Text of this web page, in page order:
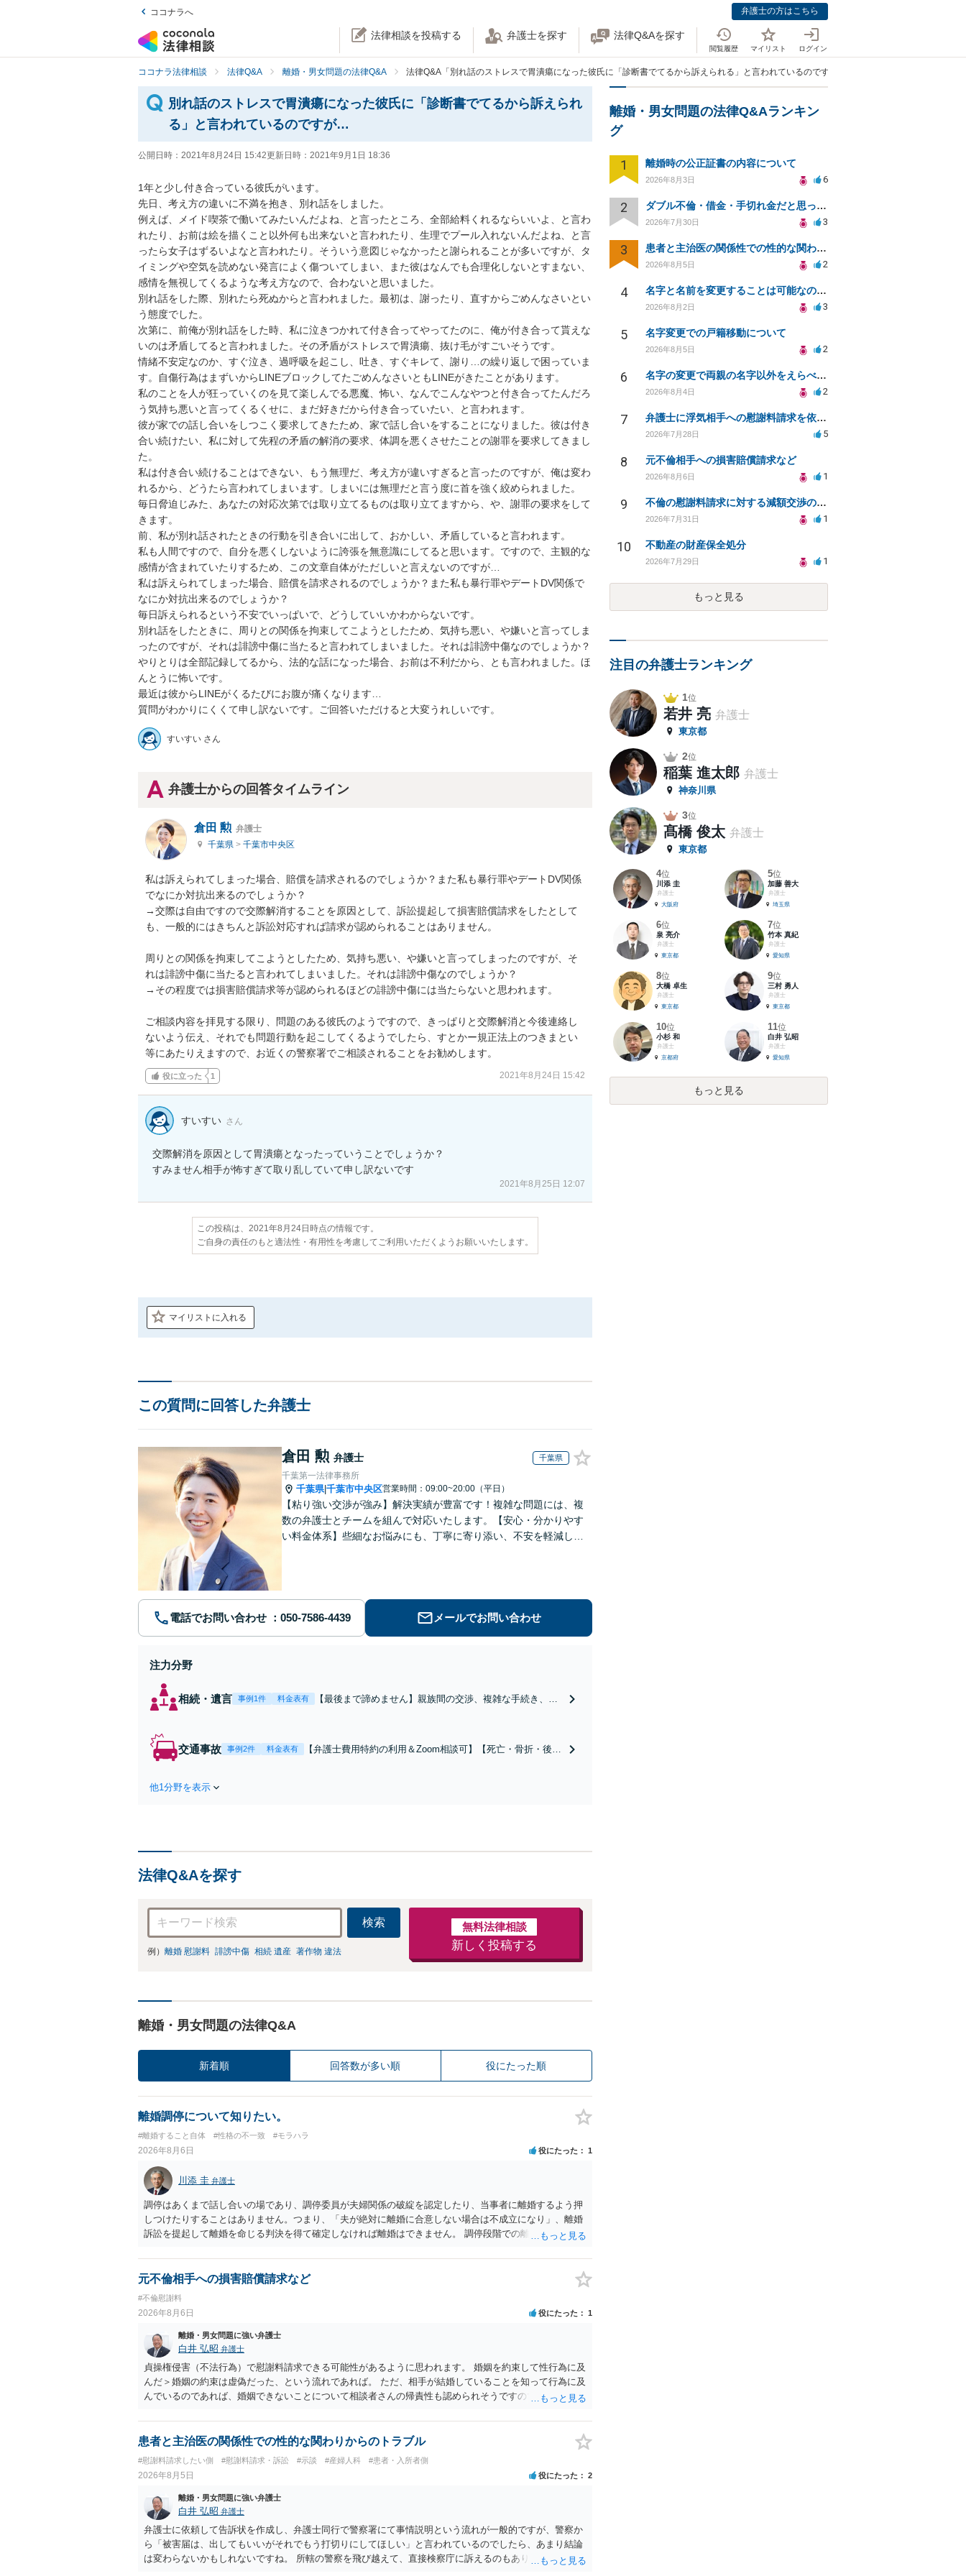
ココナラへ 弁護士の方はこちら
法律相談を投稿する 弁護士を探す 法律Q&Aを探す
閲覧履歴 マイリスト ログイン
ココナラ法律相談 法律Q&A 離婚・男女問題の法律Q&A 法律Q&A「別れ話のストレスで胃潰瘍になった彼氏に「診断書でてるから訴えられる」と言われているのですが…」
別れ話のストレスで胃潰瘍になった彼氏に「診断書でてるから訴えられ
る」と言われているのですが…
公開日時： 2021年8月24日 15:42更新日時： 2021年9月1日 18:36
1年と少し付き合っている彼氏がいます。
先日、考え方の違いに不満を抱き、別れ話をしました。
例えば、メイド喫茶で働いてみたいんだよね、と言ったところ、全部給料くれるならいいよ、と言わ
れたり、お前は絵を描くこと以外何も出来ないと言われたり、生理でプール入れないんだよね、と言
ったら女子はずるいよなと言われたり。そういう意図じゃなかったと謝られることが多いですが、タ
イミングや空気を読めない発言によく傷ついてしまい、また彼はなんでも合理化しないとすまない、
感情を無視してくるような考え方なので、合わないと思いました。
別れ話をした際、別れたら死ぬからと言われました。最初は、謝ったり、直すからごめんなさいとい
う態度でした。
次第に、前俺が別れ話をした時、私に泣きつかれて付き合ってやってたのに、俺が付き合って貰えな
いのは矛盾してると言われました。その矛盾がストレスで胃潰瘍、抜け毛がすごいそうです。
情緒不安定なのか、すぐ泣き、過呼吸を起こし、吐き、すぐキレて、謝り…の繰り返しで困っていま
す。自傷行為はまずいからLINEブロックしてたごめんなさいともLINEがきたことがあります。
私のことを人が狂っていくのを見て楽しんでる悪魔、怖い、なんでこんなやつと付き合ってたんだろ
う気持ち悪いと言ってくるくせに、まだ好きだから付き合っていたい、と言われます。
彼が家での話し合いをしつこく要求してきたため、家で話し合いをすることになりました。彼は付き
合い続けたい、私に対して先程の矛盾の解消の要求、体調を悪くさせたことの謝罪を要求してきまし
た。
私は付き合い続けることはできない、もう無理だ、考え方が違いすぎると言ったのですが、俺は変わ
れるから、どうたら言われてしまいます。しまいには無理だと言う度に首を強く絞められました。
毎日脅迫じみた、あなたの対応次第では取り立てるものは取り立てますから、や、謝罪の要求をして
きます。
前、私が別れ話されたときの行動を引き合いに出して、おかしい、矛盾していると言われます。
私も人間ですので、自分を悪くしないように誇張を無意識にしてると思います。ですので、主観的な
感情が含まれていたりするため、この文章自体がただしいと言えないのですが…
私は訴えられてしまった場合、賠償を請求されるのでしょうか？また私も暴行罪やデートDV関係で
なにか対抗出来るのでしょうか？
毎日訴えられるという不安でいっぱいで、どうしていいかわからないです。
別れ話をしたときに、周りとの関係を拘束してこようとしたため、気持ち悪い、や嫌いと言ってしま
ったのですが、それは誹謗中傷に当たると言われてしまいました。それは誹謗中傷なのでしょうか？
やりとりは全部記録してるから、法的な話になった場合、お前は不利だから、とも言われました。ほ
んとうに怖いです。
最近は彼からLINEがくるたびにお腹が痛くなります…
質問がわかりにくくて申し訳ないです。ご回答いただけると大変うれしいです。
すいすい さん
弁護士からの回答タイムライン
倉田 勲 弁護士
千葉県 > 千葉市中央区
私は訴えられてしまった場合、賠償を請求されるのでしょうか？また私も暴行罪やデートDV関係
でなにか対抗出来るのでしょうか？
→交際は自由ですので交際解消することを原因として、訴訟提起して損害賠償請求をしたとして
も、一般的にはきちんと訴訟対応すれば請求が認められることはありません。
周りとの関係を拘束してこようとしたため、気持ち悪い、や嫌いと言ってしまったのですが、そ
れは誹謗中傷に当たると言われてしまいました。それは誹謗中傷なのでしょうか？
→その程度では損害賠償請求等が認められるほどの誹謗中傷には当たらないと思われます。
ご相談内容を拝見する限り、問題のある彼氏のようですので、きっぱりと交際解消と今後連絡し
ないよう伝え、それでも問題行動を起こしてくるようでしたら、すとかー規正法上のつきまとい
等にあたりえますので、お近くの警察署でご相談されることをお勧めします。
役に立った 1 2021年8月24日 15:42
すいすい さん
交際解消を原因として胃潰瘍となったっていうことでしょうか？
すみません相手が怖すぎて取り乱していて申し訳ないです
2021年8月25日 12:07
この投稿は、2021年8月24日時点の情報です。
ご自身の責任のもと適法性・有用性を考慮してご利用いただくようお願いいたします。
マイリストに入れる
この質問に回答した弁護士
倉田 勲 弁護士 千葉県
千葉第一法律事務所
千葉県|千葉市中央区営業時間：09:00~20:00（平日）
【粘り強い交渉が強み】解決実績が豊富です！複雑な問題には、複
数の弁護士とチームを組んで対応いたします。【安心・分かりやす
い料金体系】些細なお悩みにも、丁寧に寄り添い、不安を軽減しま
電話でお問い合わせ メールでお問い合わせ
注力分野
相続・遺言 事例1件 料金表有
【最後まで諦めません】親族間の交渉、複雑な手続き、全
能。【JR千葉駅近く】駐車場あり
交通事故 事例2件 料金表有
【弁護士費用特約の利用＆Zoom相談可】【死亡・骨折・後遺
他1分野を表示
法律Q&Aを探す
検索
例） 離婚 慰謝料 誹謗中傷 相続 遺産 著作物 違法
無料法律相談
新しく投稿する
離婚・男女問題の法律Q&A
新着順 回答数が多い順 役にたった順
離婚調停について知りたい。
#離婚すること自体 #性格の不一致 #モラハラ
2026年8月6日 役にたった 1
川添 圭 弁護士
調停はあくまで話し合いの場であり、調停委員が夫婦関係の破綻を認定したり、当事者に離婚するよう押
しつけたりすることはありません。つまり、「夫が絶対に離婚に合意しない場合は不成立になり」、離婚
訴訟を提起して離婚を命じる判決を得て確定しなければ離婚はできません。 調停段階での離婚成立を希望
ば、夫から「この条件なら離婚してもよい」として提示された条件を全部丸呑みする、という方法しかな
いかもしれません）。ただ、離婚訴訟をしたくないという考えを見透かされてしまうと、逆に足下を見ら
淡々と調停不成立にして離婚訴訟で離婚原因を主張し、判決へ持っていく方が近道であることも少なくあ
りません。見通し等を含め、弁護士へ相談・依頼した方がよいと思います。
元不倫相手への損害賠償請求など
#不倫慰謝料
2026年8月6日 役にたった 1
離婚・男女問題に強い弁護士
白井 弘昭 弁護士
貞操権侵害（不法行為）で慰謝料請求できる可能性があるように思われます。 婚姻を約束して性行為に及
んだ＞婚姻の約束は虚偽だった、という流れであれば。 ただ、相手が結婚していることを知って行為に及
んでいるのであれば、婚姻できないことについて相談者さんの帰責性も認められそうですので、あまり慰
患者と主治医の関係性での性的な関わりからのトラブル
#慰謝料請求したい側 #慰謝料請求・訴訟 #示談 #産婦人科 #患者・入所者側
2026年8月5日 役にたった 2
離婚・男女問題に強い弁護士
白井 弘昭 弁護士
弁護士に依頼して告訴状を作成し、弁護士同行で警察署にて事情説明という流れが一般的ですが、警察か
ら「被害届は、出してもいいがそれでもう打切りにしてほしい」と言われているのでしたら、あまり結論
は変わらないかもしれないですね。 所轄の警察を飛び越えて、直接検察庁に訴えるのもありかもしれない
離婚・男女問題の法律Q&Aランキン
グ
1 離婚時の公正証書の内容について
2026年8月3日 6
2 ダブル不倫・借金・手切れ金だと思っていたお金を1年後いまさら脅迫罪として通知書が来てまとめて請求
2026年7月30日 3
3 患者と主治医の関係性での性的な関わりからのトラブル
2026年8月5日 2
4 名字と名前を変更することは可能なのか？
2026年8月2日 3
5 名字変更での戸籍移動について
2026年8月5日 2
6 名字の変更で両親の名字以外をえらべるのか？
2026年8月4日 2
7 弁護士に浮気相手への慰謝料請求を依頼する費用相場は？
2026年7月28日 5
8 元不倫相手への損害賠償請求など
2026年8月6日 1
9 不倫の慰謝料請求に対する減額交渉の可能性と対策
2026年7月31日 1
10 不動産の財産保全処分
2026年7月29日 1
もっと見る
注目の弁護士ランキング
1位
若井 亮 弁護士
東京都
2位
稲葉 進太郎 弁護士
神奈川県
3位
髙橋 俊太 弁護士
東京都
4位
川添 圭
弁護士
大阪府
5位
加藤 善大
弁護士
埼玉県
6位
泉 亮介
弁護士
東京都
7位
竹本 真紀
弁護士
愛知県
8位
大橋 卓生
弁護士
東京都
9位
三村 勇人
弁護士
東京都
10位
小杉 和
弁護士
京都府
11位
白井 弘昭
弁護士
愛知県
もっと見る